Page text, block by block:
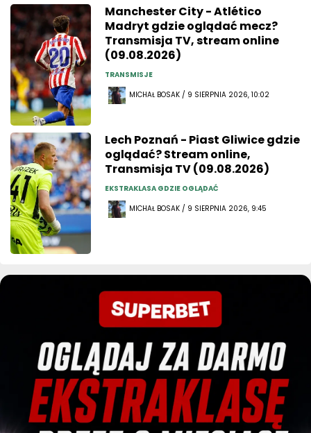
Manchester City - Atlético
Madryt gdzie oglądać mecz?
Transmisja TV, stream online
(09.08.2026)
TRANSMISJE
MICHAŁ BOSAK / 9 SIERPNIA 2026, 10:02
Lech Poznań - Piast Gliwice gdzie
oglądać? Stream online,
Transmisja TV (09.08.2026)
EKSTRAKLASA GDZIE OGLĄDAĆ
MICHAŁ BOSAK / 9 SIERPNIA 2026, 9:45